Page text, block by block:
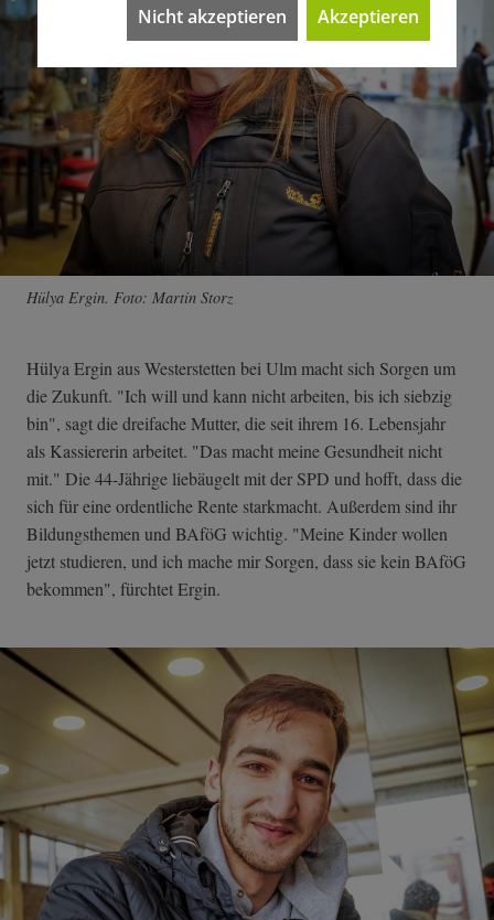
Hülya Ergin. Foto: Martin Storz
Hülya Ergin aus Westerstetten bei Ulm macht sich Sorgen um
die Zukunft. "Ich will und kann nicht arbeiten, bis ich siebzig
bin", sagt die dreifache Mutter, die seit ihrem 16. Lebensjahr
als Kassiererin arbeitet. "Das macht meine Gesundheit nicht
mit." Die 44-Jährige liebäugelt mit der SPD und hofft, dass die
sich für eine ordentliche Rente starkmacht. Außerdem sind ihr
Bildungsthemen und BAföG wichtig. "Meine Kinder wollen
jetzt studieren, und ich mache mir Sorgen, dass sie kein BAföG
bekommen", fürchtet Ergin.
Nicht akzeptieren Akzeptieren